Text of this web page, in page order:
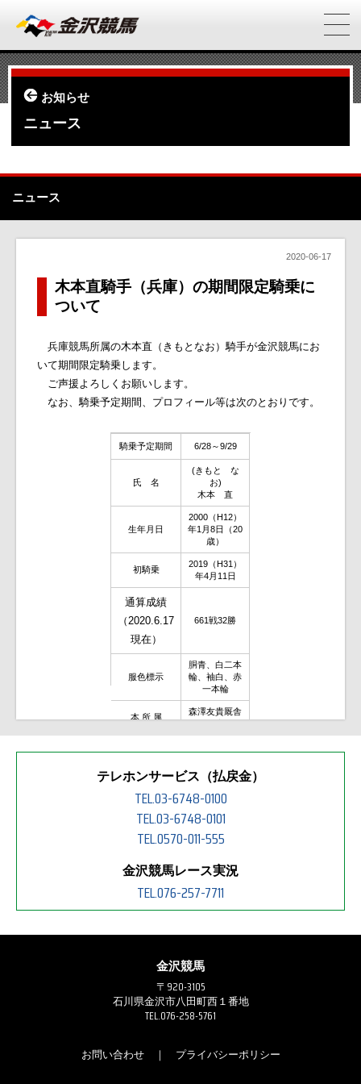
お知らせ
ニュース
ニュース
2020-06-17
木本直騎手（兵庫）の期間限定騎乗に
ついて
兵庫競馬所属の木本直（きもとなお）騎手が金沢競馬にお
いて期間限定騎乗します。
ご声援よろしくお願いします。
なお、騎乗予定期間、プロフィール等は次のとおりです。
騎乗予定期間 6/28～9/29
氏 名
(きもと な
お)
木本 直
生年月日
2000（H12）
年1月8日（20
歳）
初騎乗
2019（H31）
年4月11日
通算成績
（2020.6.17
現在）
661戦32勝
服色標示
胴青、白二本
輪、袖白、赤
一本輪
本 所 属
森澤友貴厩舎
テレホンサービス（払戻金）
TEL.03-6748-0100
TEL.03-6748-0101
TEL.0570-011-555
金沢競馬レース実況
TEL.076-257-7711
金沢競馬
〒920-3105
石川県金沢市八田町西１番地
TEL.076-258-5761
お問い合わせ｜ プライバシーポリシー